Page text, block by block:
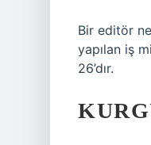
Bir editör
yapılan iş
26’dır.